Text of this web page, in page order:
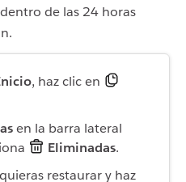
de las 24 horas
, haz clic en
en la barra lateral
Eliminadas.
restaurar y haz